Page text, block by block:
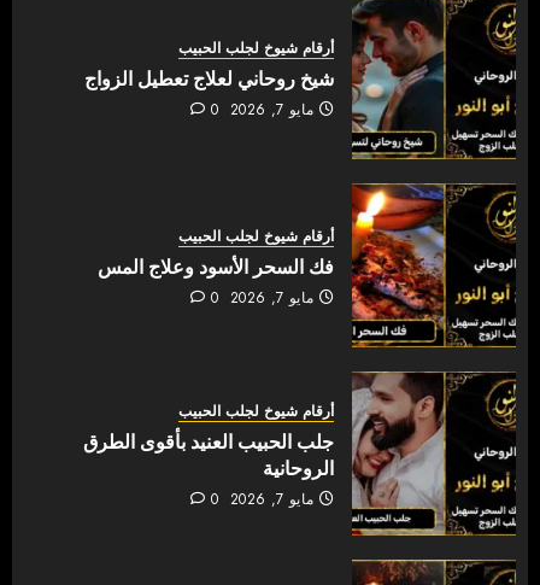
أرقام شيوخ لجلب الحبيب
شيخ روحاني لعلاج تعطيل الزواج
مايو 7, 2026 0
أرقام شيوخ لجلب الحبيب
فك السحر الأسود وعلاج المس
مايو 7, 2026 0
أرقام شيوخ لجلب الحبيب
جلب الحبيب العنيد بأقوى الطرق
الروحانية
مايو 7, 2026 0